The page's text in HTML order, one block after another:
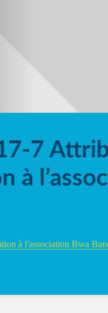
7
à
à l'association Bwa